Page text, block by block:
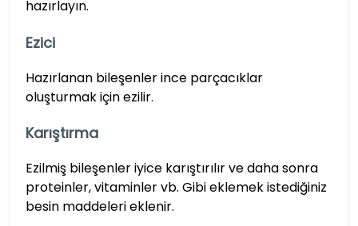
hazırlayın.
Ezici
Hazırlanan bileşenler ince parçacıklar
oluşturmak için ezilir.
Karıştırma
Ezilmiş bileşenler iyice karıştırılır ve daha sonra
proteinler, vitaminler vb. Gibi eklemek istediğiniz
besin maddeleri eklenir.